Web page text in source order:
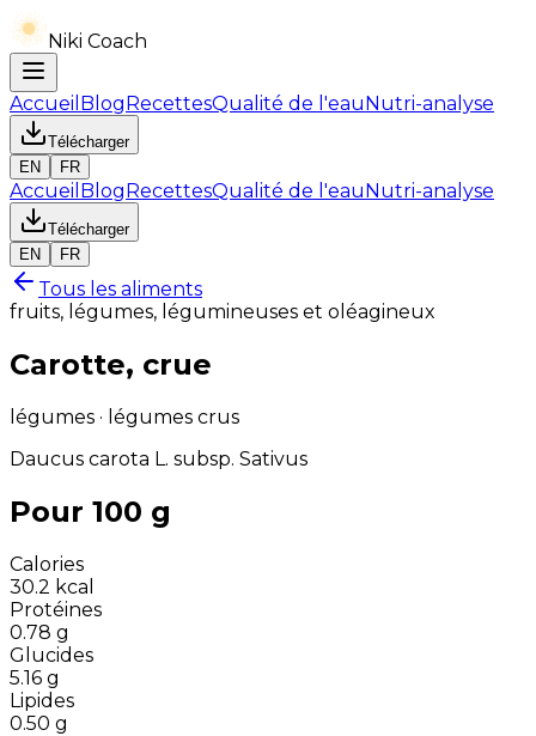
Niki Coach
Accueil BlogRecettesQualité de l'eauNutri-analyse
Télécharger
EN
FR
Accueil BlogRecettesQualité de l'eauNutri-analyse
Télécharger
EN
FR
Tous les aliments
fruits, légumes, légumineuses et oléagineux
Carotte, crue
légumes · légumes crus
Daucus carota L. subsp. Sativus
Pour 100 g
Calories
30.2 kcal
Protéines
0.78 g
Glucides
5.16 g
Lipides
0.50 g